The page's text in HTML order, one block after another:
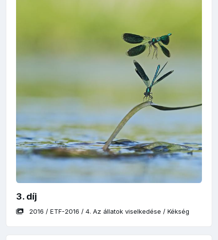
3. díj
2016 / ETF-2016 / 4. Az állatok viselkedése / Kékség